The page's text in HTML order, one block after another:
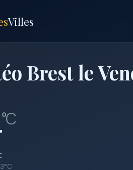
Villes
Brest le
°C
°C